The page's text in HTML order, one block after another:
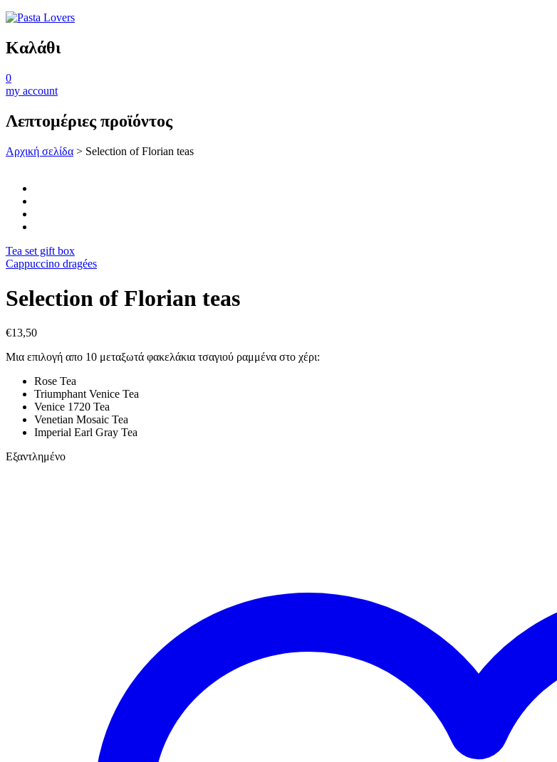
Καλάθι
0
my account
Λεπτομέριες προϊόντος
Αρχική σελίδα > Selection of Florian teas
Tea set gift box
Cappuccino dragées
Selection of Florian teas
€13,50
Μια επιλογή απο 10 μεταξωτά φακελάκια τσαγιού ραμμένα στο χέρι:
Rose Tea
Triumphant Venice Tea
Venice 1720 Tea
Venetian Mosaic Tea
Imperial Earl Gray Tea
Εξαντλημένο